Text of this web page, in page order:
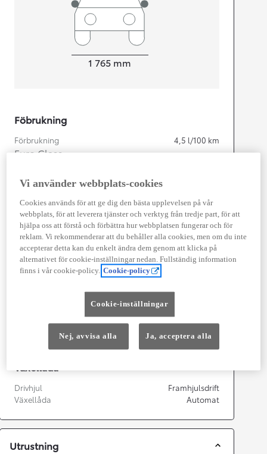
1 765 mm
Föbrukning
Förbrukning 4,5 l/100 km
Euro Class
Kombinerad Co2
Motor
Cylindrar
3
Kapacitet
1 490 cc
Effekt
85kw (116 hk)
Växellåda
Drivhjul
Framhjulsdrift
Växellåda
Automat
Utrustning
Vi använder webbplats-cookies
Cookies används för att ge dig den bästa upplevelsen på vår
webbplats, för att leverera tjänster och verktyg från tredje part, för att
hjälpa oss att förstå och förbättra hur webbplatsen fungerar och för
reklam. Vi rekommenderar att du behåller alla cookies, men om du inte
accepterar detta kan du enkelt ändra dem genom att klicka på
alternativet för cookie-inställningar nedan. Fullständig information
finns i vår cookie-policy. Cookie-policy
Cookie-inställningar
Nej, avvisa alla Ja, acceptera alla